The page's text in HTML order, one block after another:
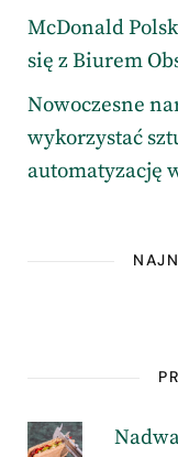
McDonald
się z Biurem
Nowoczesne
wykorzystać
automatyzację